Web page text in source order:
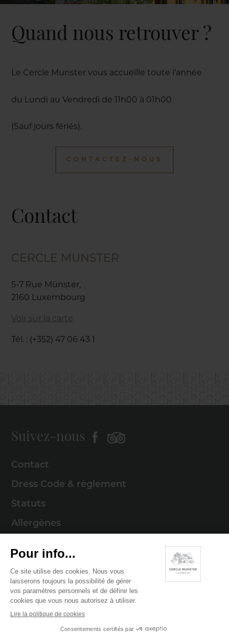
Quand nous retrouver ?
Le Cercle Munster vous accueille toute l’année
du Lundi au Vendredi de 11h00 à 01h00
(Sauf jours fériés).
CONTACTEZ-NOUS
Contact
CERCLE MUNSTER
5-7 Rue Münster,
2160 Luxembourg
Voir sur la carte
Tél. : (+352) 47 06 43 1
Suivez-nous
Contact
Dress Code & règlement
Statuts
Allergènes
Mentions légales
Politique de cookies
Politique de confidentialité
© 2026 Cercle Munster . Tous droits réservés